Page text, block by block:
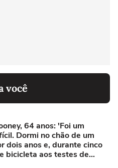
você
64 anos: 'Foi um
Dormi no chão de um
dois anos e, durante cinco
bicicleta aos testes de